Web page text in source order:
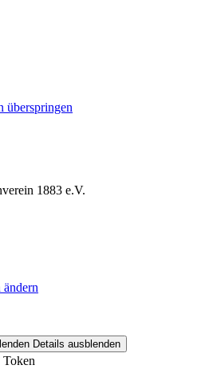
überspringen
1883 e.V.
Details ausblenden